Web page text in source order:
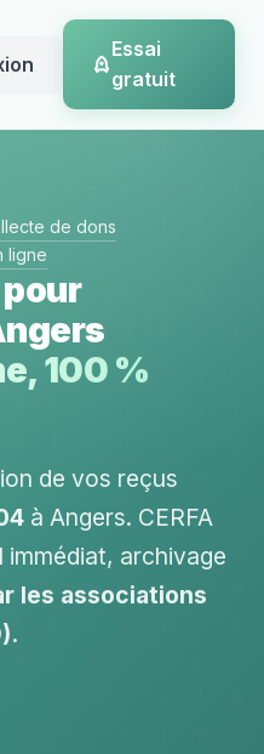
Essai
gratuit
de dons
ligne
pour
100 %
de vos reçus
à Angers. CERFA
immédiat, archivage
les associations